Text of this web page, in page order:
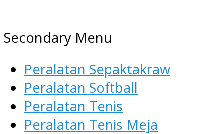
AGEN ALAT OLAHRAGA
Menyediakan Alat Olahraga
Secondary Menu
Peralatan Sepaktakraw
Peralatan Softball
Peralatan Tenis
Peralatan Tenis Meja